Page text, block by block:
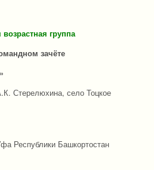
группа
зачёте
Стерелюхина, село Тоцкое
Республики Башкортостан